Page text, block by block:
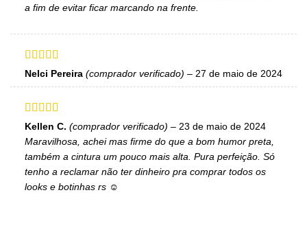
a fim de evitar ficar marcando na frente.
Avaliação5
Nelci Pereira (comprador verificado) – 27 de maio de 2024
Avaliação5
Kellen C. (comprador verificado) – 23 de maio de 2024
Maravilhosa, achei mas firme do que a bom humor preta,
também a cintura um pouco mais alta. Pura perfeição. Só
tenho a reclamar não ter dinheiro pra comprar todos os
looks e botinhas rs ☺️